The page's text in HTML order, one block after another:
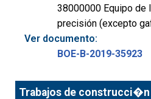
38000000 Equipo de
precisión (excepto
Ver documento:
BOE-B-2019-35923
Trabajos de construcci�n